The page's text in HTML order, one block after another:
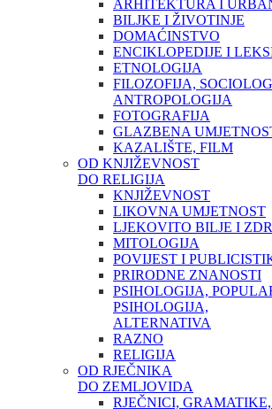
ARHITEKTURA I
BILJKE I ŽIVOTINJE
DOMAĆINSTVO
ENCIKLOPEDIJE I
ETNOLOGIJA
FILOZOFIJA,
ANTROPOLOGIJA
FOTOGRAFIJA
GLAZBENA
KAZALIŠTE, FILM
OD KNJIŽEVNOST
DO RELIGIJA
KNJIŽEVNOST
LIKOVNA UMJETNOST
LJEKOVITO BILJE I
MITOLOGIJA
POVIJEST I
PRIRODNE ZNANOSTI
PSIHOLOGIJA,
PSIHOLOGIJA,
ALTERNATIVA
RAZNO
RELIGIJA
OD RJEČNIKA
DO ZEMLJOVIDA
RJEČNICI,